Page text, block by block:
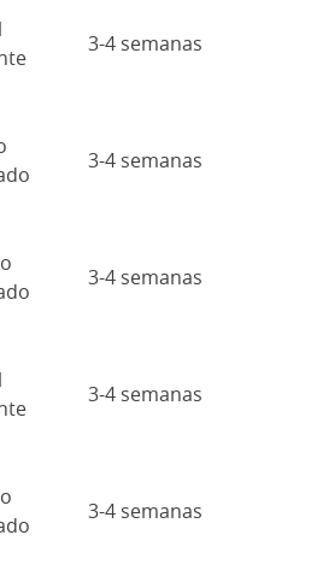
3-4 semanas
3-4 semanas
3-4 semanas
3-4 semanas
3-4 semanas